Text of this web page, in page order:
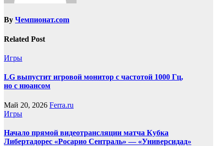
By Чемпионат.com
Related Post
Игры
LG выпустит игровой монитор с частотой 1000 Гц,
но с нюансом
Май 20, 2026 Ferra.ru
Игры
Начало прямой видеотрансляции матча Кубка
Либертадорес «Росарио Сентраль» — «Универсидад»